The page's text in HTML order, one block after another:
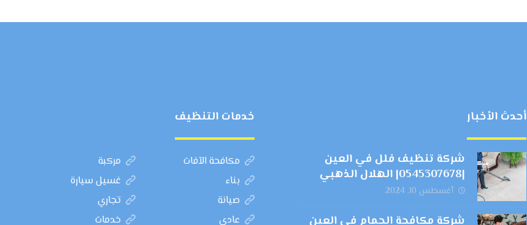
أحدث الأخبار
شركة تنظيف فلل في العين
|0545307678| الهلال الذهبي
أغسطس 10, 2024
شركة مكافحة الحمام في العين
خدمات التنظيف
مكافحة الآفات
مركبة
بناء
غسيل سيارة
صيانة
تجاري
عادي
خدمات